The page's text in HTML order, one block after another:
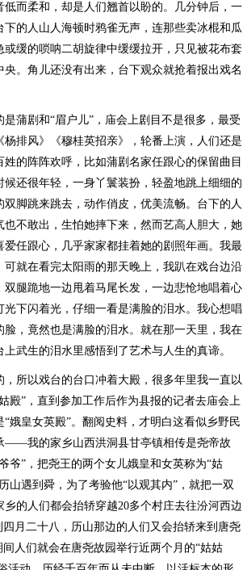
而柔和，却是人们翘首以盼的。几分钟后，一
的人山人海顿时鸦雀无声，连那些卖冰棍和瓜
缓的唢呐二胡旋律中缓缓拉开，只见被花布套
。角儿还没有出来，台下观众就抢着报出戏名
剧和“眉户儿”，庙会上剧目不是很多，最受
排风》《穆桂英招亲》，轮番上演，人们还是
的阵阵欢呼，比如蒲剧名家任跟心的保留曲目
候还很年轻，一身丫鬟装扮，轻盈地跳上细细的
脚跳来跳去，动作俏皮，优美流畅。台下的人
不敢出，生怕她摔下来，然而艺高人胆大，她
任跟心，几乎家家都挂着她的剧照年画。我最
就在看完太阳雨的那天晚上，我趴在戏台边沿
腿跪地一边甩着马尾长发，一边悲怆地唱着心
下闪着光，仔细一看是满脸的泪水。我心想唱
，竟然也是满脸的泪水。就在那一天里，我在
武生的泪水里感悟到了艺术与人生的真谛。
所以戏台的台口冲着大殿，很多年里我一直以
殿”，直到参加工作后作为县报的记者去庙会上
娥皇女英殿”。翻阅史料，才明白这看似乡野民
——我的家乡山西洪洞县甘亭镇相传是尧帝故
爷”，把尧王的两个女儿娥皇和女英称为“姑
山遇到舜，为了考验他“以观其内”，就把一双
的人们都会抬轿穿越20多个村庄去往汾河西边
月二十八，历山那边的人们又会抬轿来到唐尧
人们就会在唐尧故园举行近两个月的“姑姑